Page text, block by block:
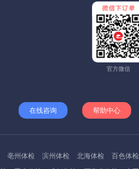
官方微信
在线咨询 帮助中心
亳州体检 滨州体检 北海体检 百色体检